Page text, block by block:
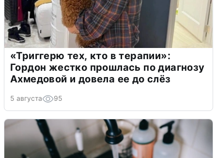
«Триггерю тех, кто в терапии»:
Гордон жестко прошлась по диагнозу
Ахмедовой и довела ее до слёз
5 августа 95